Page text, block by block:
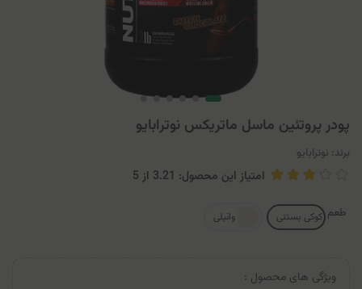
پودر پروتئین ماسل ماتریکس نوترابایو
برند: نوترابایو
امتیاز این محصول: 3.21 از 5
طعم کوکی بستنی وانیلی
ویژگی های محصول :